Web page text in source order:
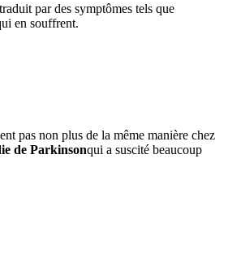
par des symptômes tels que
en souffrent.
pas non plus de la même manière chez
de Parkinsonqui a suscité beaucoup